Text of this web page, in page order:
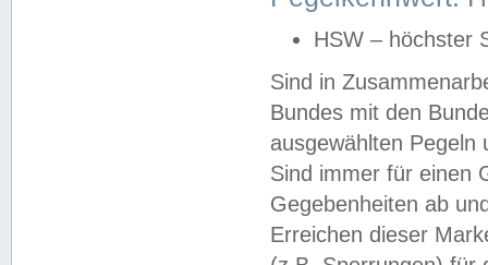
HSW – höchster
Sind in
Bundes mit den
ausgewählten
Sind immer für einen
Gegebenheiten ab
Erreichen dieser